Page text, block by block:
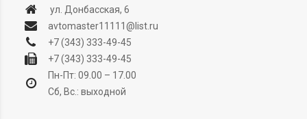
ул. Донбасская, 6
avtomaster11111@list.ru
+7 (343) 333-49-45
+7 (343) 333-49-45
Пн-Пт: 09.00 – 17.00
Сб, Вс.: выходной